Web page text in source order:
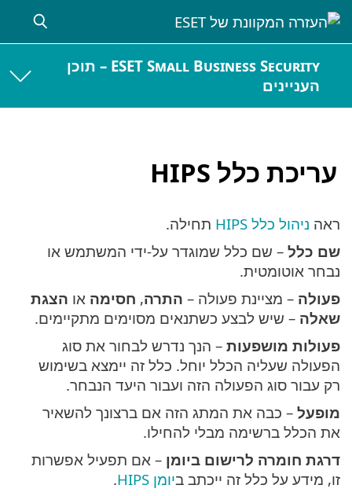
ESET Small Business Security – תוכן
העניינים
עריכת כלל HIPS
ראה ניהול כלל HIPS
תחילה.
שם כלל – שם כלל שמוגדר על-ידי המשתמש או
נבחר אוטומטית.
פעולה – מציינת פעולה – התרה, חסימה או הצגת
שאלה – שיש לבצע כשתנאים מסוימים מתקיימים.
פעולות מושפעות – הנך נדרש לבחור את סוג
הפעולה שעליה הכלל יוחל. כלל זה יימצא בשימוש
רק עבור סוג הפעולה הזה ועבור היעד הנבחר.
מופעל – כבה את המתג הזה אם ברצונך להשאיר
את הכלל ברשימה מבלי להחילו.
דרגת חומרה לרישום ביומן – אם תפעיל אפשרות
זו, מידע על כלל זה ייכתב ביומן HIPS
.